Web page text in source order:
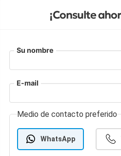
¡Consulte
Su nombre
E-mail
Medio de contacto preferido
WhatsApp